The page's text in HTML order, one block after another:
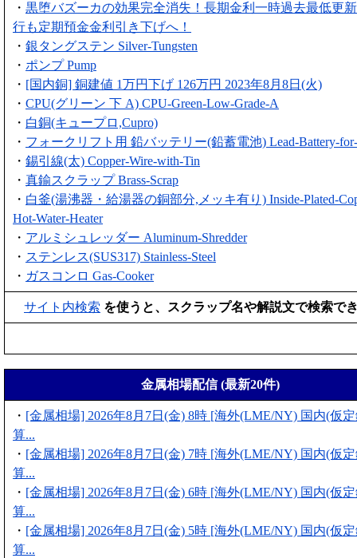
・ 黒堕バズーカの効果完全消失！長期金利一時過去最低更
行も定期預金金利引き下げへ！
・ 銀タングステン Silver-Tungsten
・ ポンプ Pump
・ [国内銅] 銅建値 1万円下げ 126万円 2023年8月8日(火)
・ CPU(グリーン 下 A) CPU-Green-Low-Grade-A
・ 白銅(キュープロ,Cupro)
・ フォークリフト用 鉛バッテリー(鉛蓄電池) Lead-Battery-
・ 錫引線(太) Copper-Wire-with-Tin
・ 真鍮スクラップ Brass-Scrap
・ 白釜(湯沸器・給湯器の銅部分,メッキ有り) Inside-Plated-
Hot-Water-Heater
・ アルミシュレッダー Aluminum-Shredder
・ ステンレス(SUS317) Stainless-Steel
・ ガスコンロ Gas-Cooker
サイト内検索 を使うと、スクラップ名や解説文で検索で
金属相場配信 (最新20件)
・ [金属相場] 2026年8月7日(金) 8時 [海外(LME/NY) 国内(仮
算...
・ [金属相場] 2026年8月7日(金) 7時 [海外(LME/NY) 国内(仮
算...
・ [金属相場] 2026年8月7日(金) 6時 [海外(LME/NY) 国内(仮
算...
・ [金属相場] 2026年8月7日(金) 5時 [海外(LME/NY) 国内(仮
算...